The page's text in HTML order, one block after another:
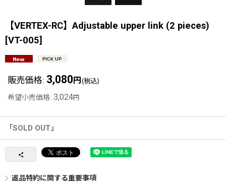
【VERTEX-RC】Adjustable upper link (2 pieces)
[VT-005]
販売価格: 3,080 円 (税込)
希望小売価格: 3,024円
「SOLD OUT」
返品特約に関する重要事項